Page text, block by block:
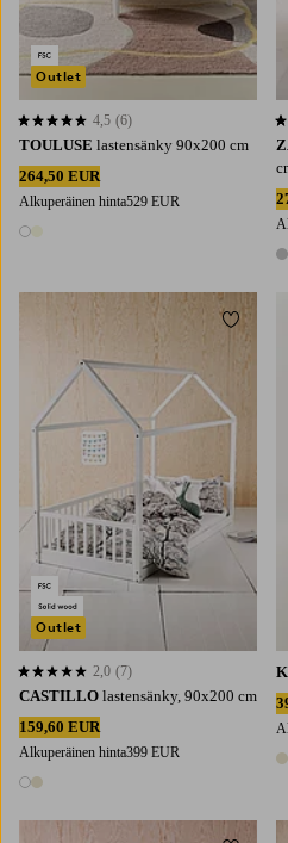
TOULUSE lastensänky 90x200 cm
264,50 EUR
Alkuperäinen hinta529 EUR
2 värejä
4,5 perustuen 6 arvosanaan
4,5 (6)
Outlet
2
CASTILLO lastensänky, 90x200 cm
159,60 EUR
Alkuperäinen hinta399 EUR
2 värejä
2,0 perustuen 7 arvosanaan
2,0 (7)
Outlet
Lisää
1